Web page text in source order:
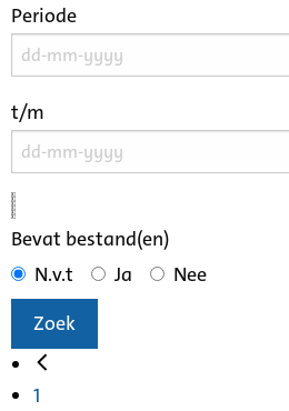
Periode
t/m
Bevat bestand(en)
N.v.t
Ja
Nee
Zoek
1